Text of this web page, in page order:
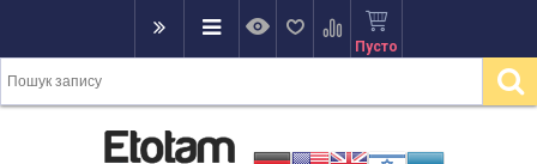
Пусто